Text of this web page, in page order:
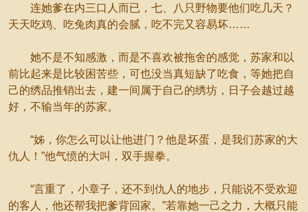
连她爹在内三口人而已，七、八只野物要他们吃几天？
天天吃鸡、吃兔肉真的会腻，吃不完又容易坏……
她不是不知感激，而是不喜欢被拖舍的感觉，苏家和以
前比起来是比较困苦些，可也没当真短缺了吃食，等她把自
己的绣品推销出去，建一间属于自己的绣坊，日子会越过越
好，不输当年的苏家。
“姊，你怎么可以让他进门？他是坏蛋，是我们苏家的大
仇人！”他气愤的大叫，双手握拳。
“言重了，小章子，还不到仇人的地步，只能说不受欢迎
的客人，他还帮我把爹背回家。”若靠她一己之力，大概只能